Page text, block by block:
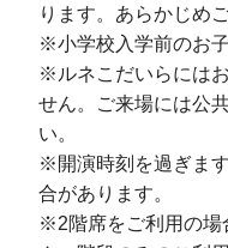
ります。あらかじめ
※小学校入学前のお
※ルネこだいらには
せん。ご来場には公
い。
※開演時刻を過ぎま
合があります。
※2階席をご利用の場